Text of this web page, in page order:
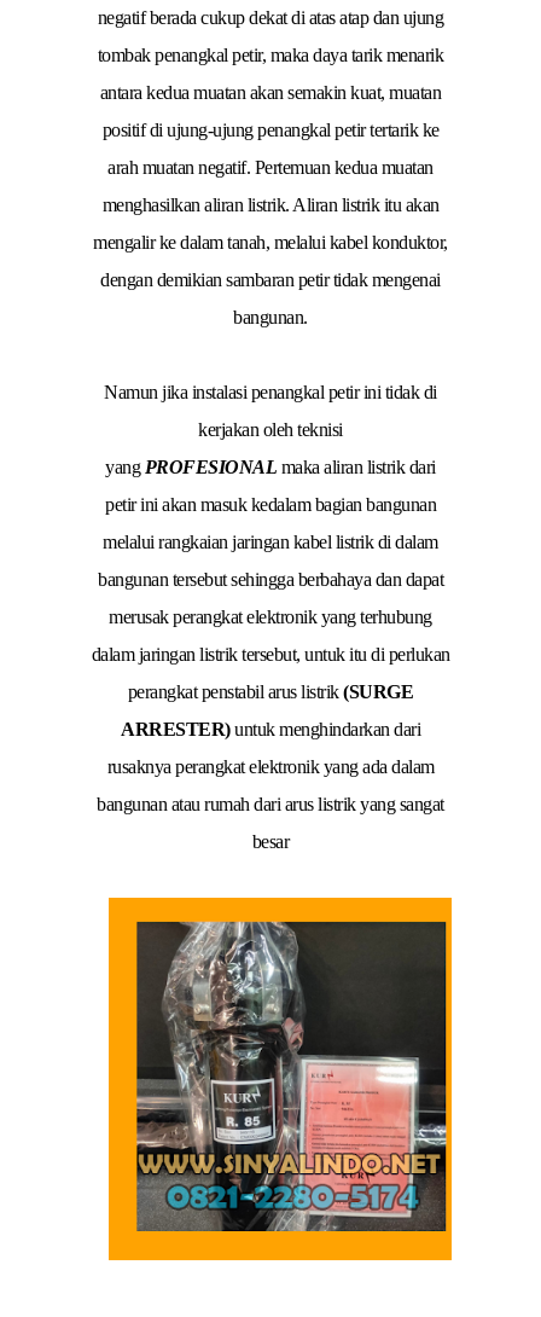
negatif berada cukup dekat di atas atap dan ujung
tombak penangkal petir, maka daya tarik menarik
antara kedua muatan akan semakin kuat, muatan
positif di ujung-ujung penangkal petir tertarik ke
arah muatan negatif. Pertemuan kedua muatan
menghasilkan aliran listrik. Aliran listrik itu akan
mengalir ke dalam tanah, melalui kabel konduktor,
dengan demikian sambaran petir tidak mengenai
bangunan.
Namun jika instalasi penangkal petir ini tidak di
kerjakan oleh teknisi
yang PROFESIONAL maka aliran listrik dari
petir ini akan masuk kedalam bagian bangunan
melalui rangkaian jaringan kabel listrik di dalam
bangunan tersebut sehingga berbahaya dan dapat
merusak perangkat elektronik yang terhubung
dalam jaringan listrik tersebut, untuk itu di perlukan
perangkat penstabil arus listrik(SURGE
ARRESTER)untuk menghindarkan dari
rusaknya perangkat elektronik yang ada dalam
bangunan atau rumah dari arus listrik yang sangat
besar